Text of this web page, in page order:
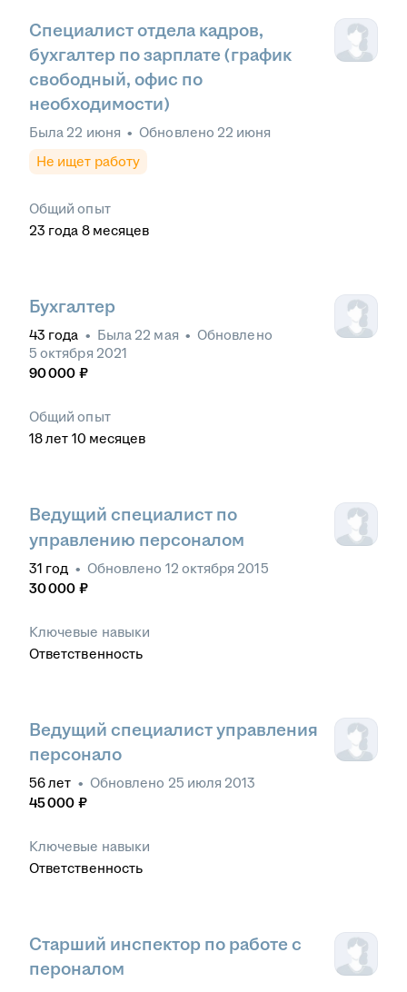
Специалист отдела кадров,
бухгалтер по зарплате (график
свободный, офис по
необходимости)
Была 22 июня • Обновлено 22 июня
Не ищет работу
Общий опыт
23 года 8 месяцев
Бухгалтер
43 года • Была 22 мая • Обновлено
5 октября 2021
90 000 ₽
Общий опыт
18лет 10 месяцев
Ведущий специалист по
управлению персоналом
31 год • Обновлено 12 октября 2015
30 000 ₽
Ключевые навыки
Ответственность
Ведущий специалист управления
персонало
56лет • Обновлено 25 июля 2013
45 000 ₽
Ключевые навыки
Ответственность
Старший инспектор по работе с
пероналом